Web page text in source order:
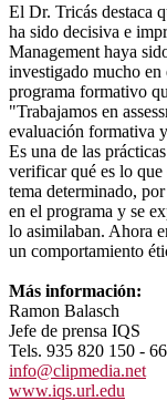
El Dr. Tricás destaca
ha sido decisiva e
Management haya
investigado mucho en
programa formativo
"Trabajamos en
evaluación formativa
Es una de las
verificar qué es lo
tema determinado,
en el programa y se
lo asimilaban. Ahora
un comportamiento
Más información:
Ramon Balasch
Jefe de prensa IQS
Tels. 935 820 150 -
info@clipmedia.net
www.iqs.url.edu